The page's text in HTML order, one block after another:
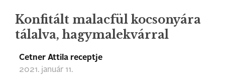
Konfitált malacfül kocsonyára
tálalva, hagymalekvárral
Cetner Attila receptje
2021. január 11.